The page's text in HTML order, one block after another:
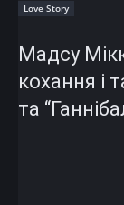
Love Story
Мадсу
кохання і
та